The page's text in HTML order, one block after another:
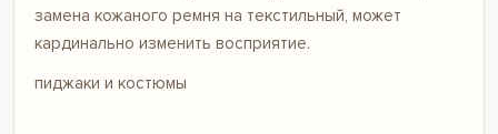
замена кожаного ремня на текстильный, может
кардинально изменить восприятие.
пиджаки и костюмы